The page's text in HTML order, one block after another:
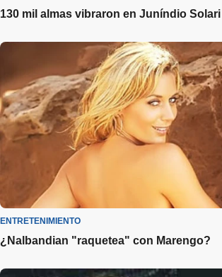
130 mil almas vibraron en Juníndio Solari
ENTRETENIMIENTO
¿Nalbandian "raquetea" con Marengo?